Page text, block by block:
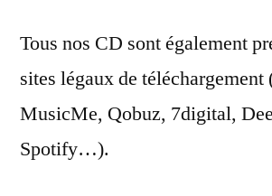
Tous nos CD sont également
sites légaux de téléchargement
MusicMe, Qobuz, 7digital,
Spotify…).